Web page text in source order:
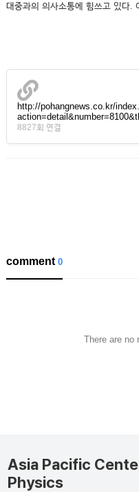
대중과의 의사소통에 힘쓰고 있다
http://pohangnews.co.kr/
8827회 연결
comment0
There are no
Asia Pacific
Physics